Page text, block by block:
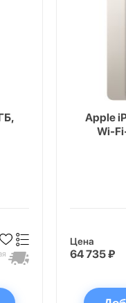
Apple
Wi-
Цена
64 735 ₽